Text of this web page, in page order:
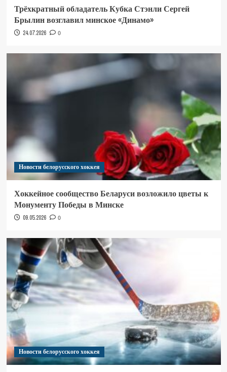
Трёхкратный обладатель Кубка Стэнли Сергей
Брылин возглавил минское «Динамо»
24.07.2026 0
Новости белорусского хоккея
Хоккейное сообщество Беларуси возложило цветы к
Монументу Победы в Минске
09.05.2026 0
Новости белорусского хоккея